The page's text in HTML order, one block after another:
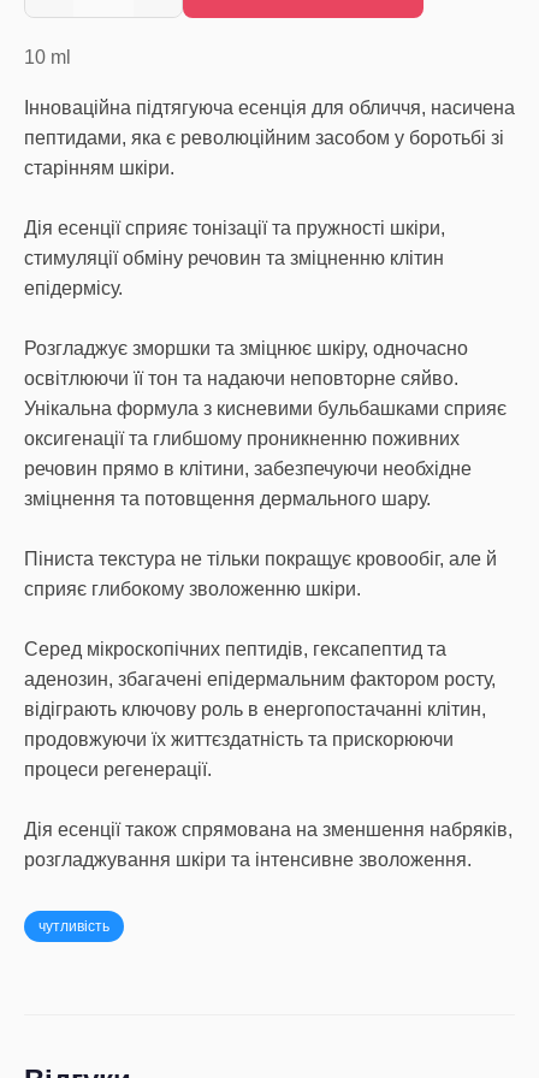
10 ml
Інноваційна підтягуюча есенція для обличчя, насичена
пептидами, яка є революційним засобом у боротьбі зі
старінням шкіри.
Дія есенції сприяє тонізації та пружності шкіри,
стимуляції обміну речовин та зміцненню клітин
епідермісу.
Розгладжує зморшки та зміцнює шкіру, одночасно
освітлюючи її тон та надаючи неповторне сяйво.
Унікальна формула з кисневими бульбашками сприяє
оксигенації та глибшому проникненню поживних
речовин прямо в клітини, забезпечуючи необхідне
зміцнення та потовщення дермального шару.
Піниста текстура не тільки покращує кровообіг, але й
сприяє глибокому зволоженню шкіри.
Серед мікроскопічних пептидів, гексапептид та
аденозин, збагачені епідермальним фактором росту,
відіграють ключову роль в енергопостачанні клітин,
продовжуючи їх життєздатність та прискорюючи
процеси регенерації.
Дія есенції також спрямована на зменшення набряків,
розгладжування шкіри та інтенсивне зволоження.
чутливість